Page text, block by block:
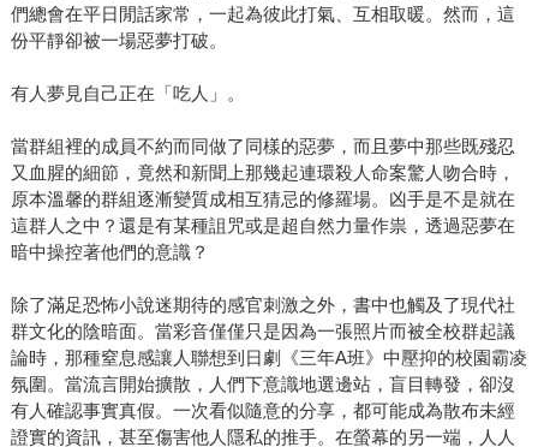
們總會在平日閒話家常，一起為彼此打氣、互相取暖。然而，這
份平靜卻被一場惡夢打破。
有人夢見自己正在「吃人」。
當群組裡的成員不約而同做了同樣的惡夢，而且夢中那些既殘忍
又血腥的細節，竟然和新聞上那幾起連環殺人命案驚人吻合時，
原本溫馨的群組逐漸變質成相互猜忌的修羅場。凶手是不是就在
這群人之中？還是有某種詛咒或是超自然力量作祟，透過惡夢在
暗中操控著他們的意識？
除了滿足恐怖小說迷期待的感官刺激之外，書中也觸及了現代社
群文化的陰暗面。當彩音僅僅只是因為一張照片而被全校群起議
論時，那種窒息感讓人聯想到日劇《三年A班》中壓抑的校園霸凌
氛圍。當流言開始擴散，人們下意識地選邊站，盲目轉發，卻沒
有人確認事實真假。一次看似隨意的分享，都可能成為散布未經
證實的資訊，甚至傷害他人隱私的推手。在螢幕的另一端，人人